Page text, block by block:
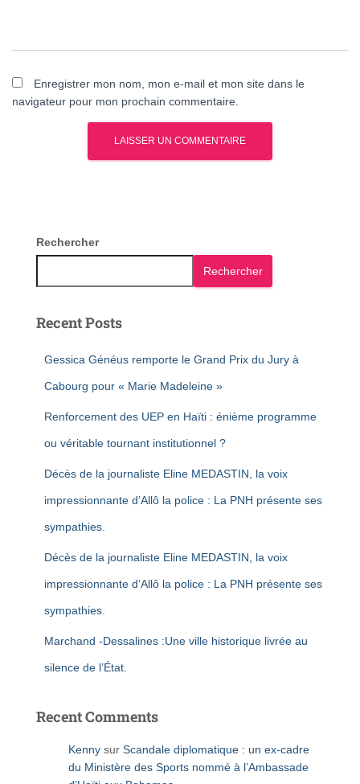
Enregistrer mon nom, mon e-mail et mon site dans le
navigateur pour mon prochain commentaire.
Rechercher
Rechercher
Recent Posts
Gessica Généus remporte le Grand Prix du Jury à
Cabourg pour « Marie Madeleine »
Renforcement des UEP en Haïti : énième programme
ou véritable tournant institutionnel ?
Décès de la journaliste Eline MEDASTIN, la voix
impressionnante d’Allô la police : La PNH présente ses
sympathies.
Décès de la journaliste Eline MEDASTIN, la voix
impressionnante d’Allô la police : La PNH présente ses
sympathies.
Marchand -Dessalines :Une ville historique livrée au
silence de l’État.
Recent Comments
Kenny sur Scandale diplomatique : un ex-cadre
du Ministère des Sports nommé à l’Ambassade